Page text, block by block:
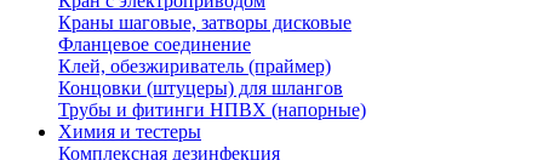
Краны шаговые, затворы дисковые
Фланцевое соединение
Клей, обезжириватель (праймер)
Концовки (штуцеры) для шлангов
Трубы и фитинги НПВХ (напорные)
Химия и тестеры
Комплексная дезинфекция